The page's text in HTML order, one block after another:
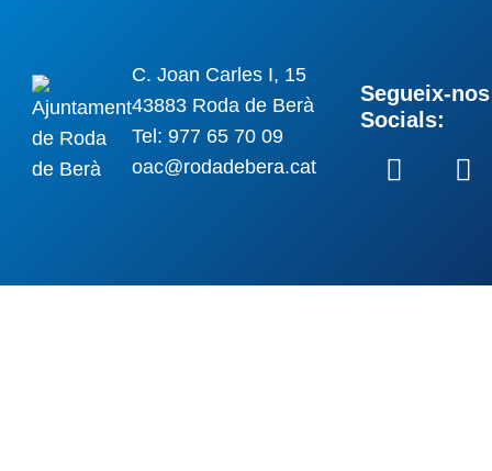
C. Joan Carles I, 15
43883 Roda de Berà
Tel: 977 65 70 09
oac@rodadebera.cat
Segueix-
Socials: